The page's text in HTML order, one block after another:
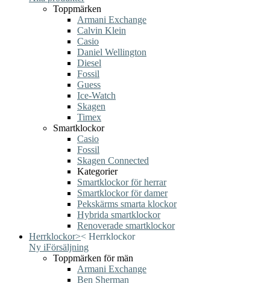
Toppmärken
Armani Exchange
Calvin Klein
Casio
Daniel Wellington
Diesel
Fossil
Guess
Ice-Watch
Skagen
Timex
Smartklockor
Casio
Fossil
Skagen Connected
Kategorier
Smartklockor för herrar
Smartklockor för damer
Pekskärms smarta klockor
Hybrida smartklockor
Renoverade smartklockor
Herrklockor>< Herrklockor
Ny iFörsäljning
Toppmärken för män
Armani Exchange
Ben Sherman